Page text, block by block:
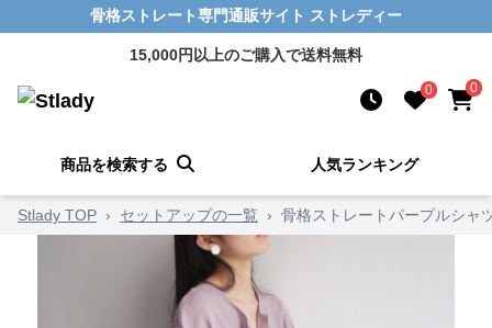
骨格ストレート専門通販サイト ストレディー
15,000円以上のご購入で送料無料
0 0
商品を検索する 人気ランキング
Stlady TOP › セットアップの一覧 › 骨格ストレートパープルシャ